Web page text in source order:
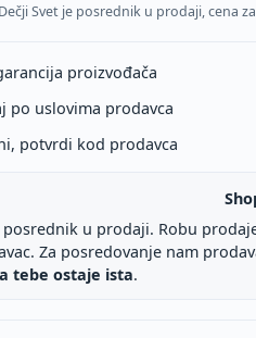
Svet je posrednik u prodaji, cena
proizvođača
po uslovima prodavca
potvrdi kod prodavca
posrednik u prodaji. Robu
Za posredovanje nam
tebe ostaje ista.